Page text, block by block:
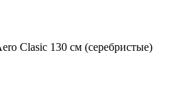
Clasic 130 см (серебристые)